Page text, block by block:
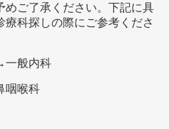
めご了承ください。下記に具
科探しの際にご参考くださ
一般内科
咽喉科